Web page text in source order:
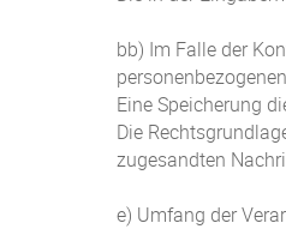
bb) Im Falle der
Eine Speicherung
Die
zugesandten
e) Umfang der